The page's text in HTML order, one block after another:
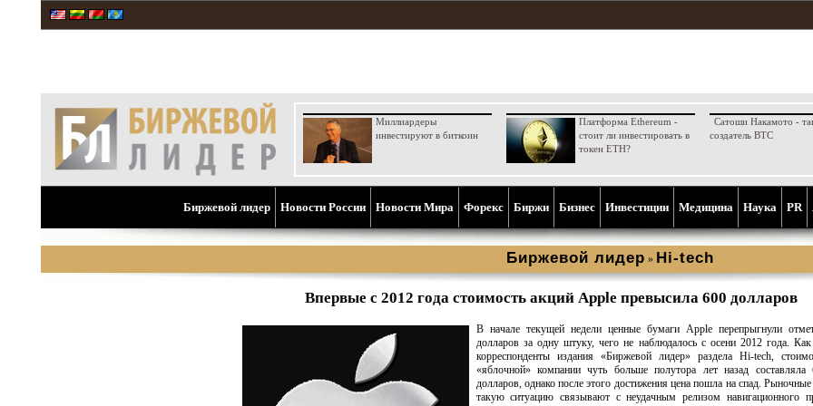
Миллиардеры
инвестируют в биткоин
Платформа Ethereum -
стоит ли инвестировать в
токен ETH?
Сатоши Накамото -
создатель BTC
Биржевой лидер Новости России Новости Мира Форекс Биржи Бизнес Инвестиции Медицина Наука PR
Биржевой лидер » Hi-tech
Впервые с 2012 года стоимость акций Apple превысила 600 долларов
В начале текущей недели ценные бумаги Apple перепрыгнули
долларов за одну штуку, чего не наблюдалось с осени 2012 года.
корреспонденты издания «Биржевой лидер» раздела Hi-tech,
«яблочной» компании чуть больше полутора лет назад составляла
долларов, однако после этого достижения цена пошла на спад. Рыночные
такую ситуацию связывают с неудачным релизом навигационного